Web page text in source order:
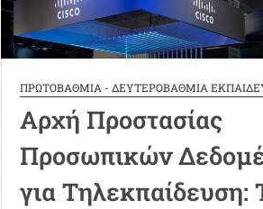
ΠΡΩΤΟΒΑΘΜΙΑ - ΔΕΥΤΕΡΟΒΑΘΜΙΑ
Αρχή Προστασίας
Προσωπικών
για Τηλεκπαίδευση: